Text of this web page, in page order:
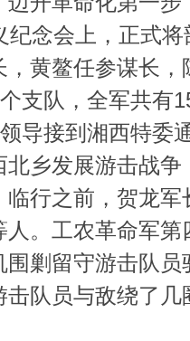
纪念会上，正式
黄鳌任参谋长
支队，全军共有
导接到湘西特委
乡发展游击战
行之前，贺龙
。工农革命军
围剿留守游击队
队员与敌绕了